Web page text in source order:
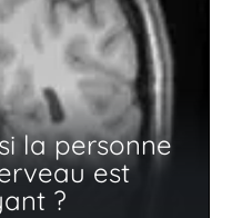
la personne
est
?